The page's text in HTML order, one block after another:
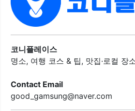
다. 메뉴는 푸짐하고 가격도 합리적이
있습니다.이곳은 제주도민들에게도
운 음식이 스트레스를 날려주는 효과
픈한 매장이라 인테리어가 깔끔하고
도 청결하게 유지되고 있습니다. 부가
양한 메뉴와 친절한 서비스로 손님들에
코니플레이스
명소, 여행 코스 & 팁, 맛집·로컬 장
Contact Email
good_gamsung@naver.com